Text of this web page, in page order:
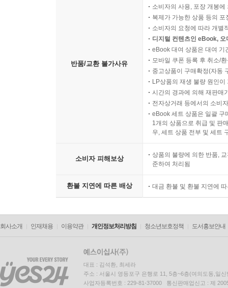
반품/교환 불가사유
소비자의 사용, 포장 개봉
복제가 가능한 상품 등의
소비자의 요청에 따라 개별
디지털 컨텐츠인 eBook,
eBook 대여 상품은 대여 기
모바일 쿠폰 등록 후 취소/
중고상품이 구매확정(자동
LP상품의 재생 불량 원인
시간의 경과에 의해 재판매
전자상거래 등에서의 소비
eBook 세트 상품은 일괄 구
1개의 상품으로 취급 및 판
우, 세트 상품 전부 및 세트
소비자 피해보상
상품의 불량에 의한 반품,
준하여 처리됨
환불 지연에 따른 배상 대금 환불 및 환불 지연에
회사소개 인재채용 이용약관 개인정보처리방침 청소년보호정책 도서홍보안내
대표 : 김석환, 최세라
주소 : 서울시 영등포구 은행로 11, 5층~6층(여의도동,일신
사업자등록번호 : 229-81-37000 통신판매업신고 : 제